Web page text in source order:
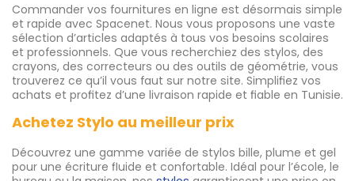
Commander vos fournitures en ligne est désormais simple
et rapide avec Spacenet. Nous vous proposons une vaste
sélection d’articles adaptés à tous vos besoins scolaires
et professionnels. Que vous recherchiez des stylos, des
crayons, des correcteurs ou des outils de géométrie, vous
trouverez ce qu’il vous faut sur notre site. Simplifiez vos
achats et profitez d’une livraison rapide et fiable en Tunisie.
Achetez Stylo au meilleur prix
Découvrez une gamme variée de stylos bille, plume et gel
pour une écriture fluide et confortable. Idéal pour l’école, le